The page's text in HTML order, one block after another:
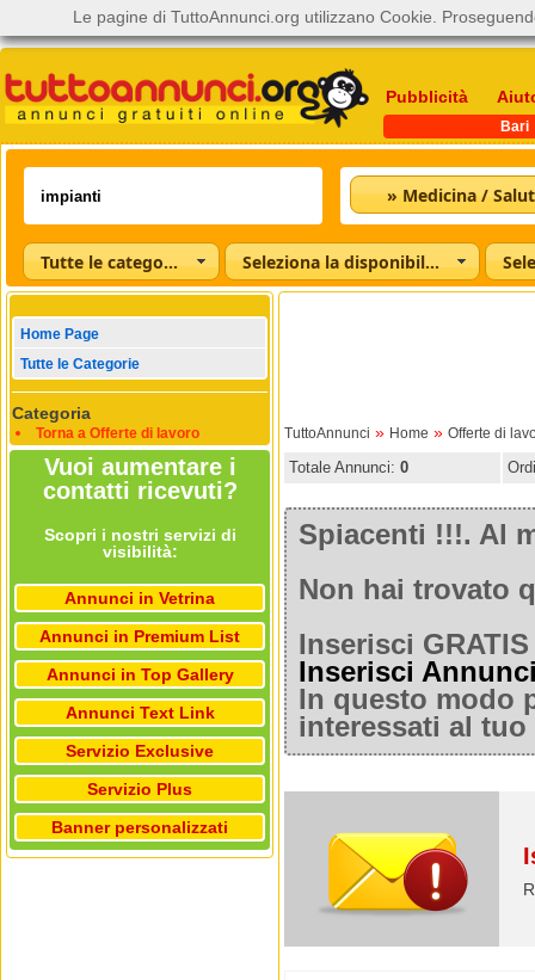
Pubblicità
Bari
» Medicina /
Tutte le categorie Seleziona la disponibilità
Home Page
Tutte le Categorie
Categoria
Torna a Offerte di lavoro
Vuoi aumentare i
contatti ricevuti?
Scopri i nostri servizi di
visibilità:
Annunci in Vetrina
Annunci in Premium List
Annunci in Top Gallery
Annunci Text Link
Servizio Exclusive
Servizio Plus
Banner personalizzati
TuttoAnnunci » Home » Offerte di
Totale Annunci: 0
Spiacenti !!!. Al
Non hai trovato
Inserisci
Inserisci
In questo modo
interessati al
Le pagine di TuttoAnnunci.org utilizzano Cookie.